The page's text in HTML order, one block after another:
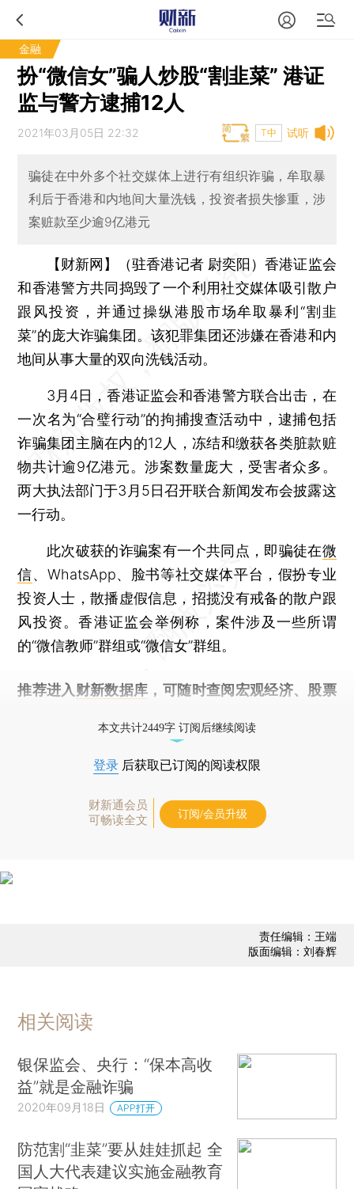
金融
扮“微信女”骗人炒股“割韭菜” 港证
监与警方逮捕12人
试听
2021年03月05日 22:32 T中
骗徒在中外多个社交媒体上进行有组织诈骗，牟取暴
利后于香港和内地间大量洗钱，投资者损失惨重，涉
案赃款至少逾9亿港元
【财新网】（驻香港记者 尉奕阳）香港证监会
和香港警方共同捣毁了一个利用社交媒体吸引散户
跟风投资，并通过操纵港股市场牟取暴利“割韭
菜”的庞大诈骗集团。该犯罪集团还涉嫌在香港和内
地间从事大量的双向洗钱活动。
3月4日，香港证监会和香港警方联合出击，在
一次名为“合璧行动”的拘捕搜查活动中，逮捕包括
诈骗集团主脑在内的12人，冻结和缴获各类脏款赃
物共计逾9亿港元。涉案数量庞大，受害者众多。
两大执法部门于3月5日召开联合新闻发布会披露这
一行动。
此次破获的诈骗案有一个共同点，即骗徒在微
信、WhatsApp、脸书等社交媒体平台，假扮专业
投资人士，散播虚假信息，招揽没有戒备的散户跟
风投资。香港证监会举例称，案件涉及一些所谓
的“微信教师”群组或“微信女”群组。
推荐进入 财新数据库 ，可随时查阅宏观经济、股票
本文共计2449字 订阅后继续阅读
登录 后获取已订阅的阅读权限
财新通会员
可畅读全文
订阅/会员升级
责任编辑：王端
版面编辑：刘春辉
相关阅读
银保监会、央行：“保本高收
益”就是金融诈骗
2020年09月18日 APP打开
防范割“韭菜”要从娃娃抓起 全
国人大代表建议实施金融教育